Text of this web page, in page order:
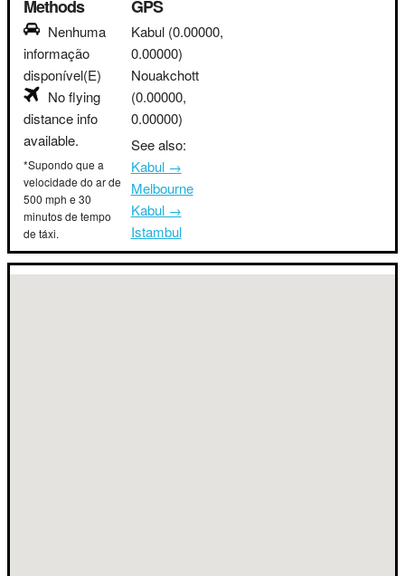
Methods
Nenhuma
informação
disponível(E)
No flying
distance info
available.
*Supondo que a
velocidade do ar de
500 mph e 30
minutos de tempo
de táxi.
GPS
Kabul (0.00000,
0.00000)
Nouakchott
(0.00000,
0.00000)
See also:
Kabul →
Melbourne
Kabul →
Istambul